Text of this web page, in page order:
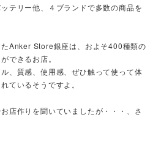
テリー他、４ブランドで多数の商品を
Anker Store銀座は、およそ400種類の
できるお店。
、質感、使用感、ぜひ触って使って体
ているそうですよ。
店作りを聞いていましたが・・・、さ